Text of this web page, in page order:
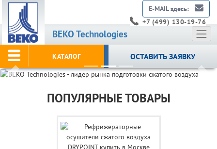
BEKO Technologies
E-MAIL здесь:
+7 (499) 130-19-76
КАТАЛОГ ОСТАВИТЬ ЗАЯВКУ
Previous
ПОПУЛЯРНЫЕ ТОВАРЫ